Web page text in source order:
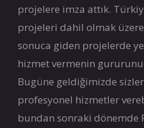
projelere imza attık.
projeleri dahil olmak
sonuca giden projelerde
hizmet vermenin gururunu
Bugüne geldiğimizde
profesyonel hizmetler
bundan sonraki dönemde